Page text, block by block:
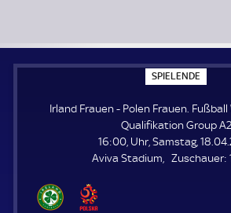
SPIELENDE
P
E
E
N
E
Irland Frauen - Polen Frauen.
Qualifikation Group A2.
16:00, Uhr, Samstag,
Aviva Stadium
Zuschauer: